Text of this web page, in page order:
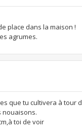
place dans la maison !
agrumes.
que tu cultivera à tour
nouaisons.
toi de voir